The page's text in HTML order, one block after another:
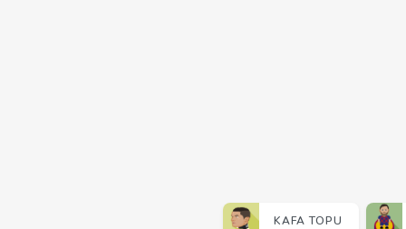
KAFA TOPU